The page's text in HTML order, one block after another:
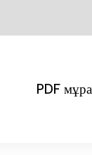
PDF